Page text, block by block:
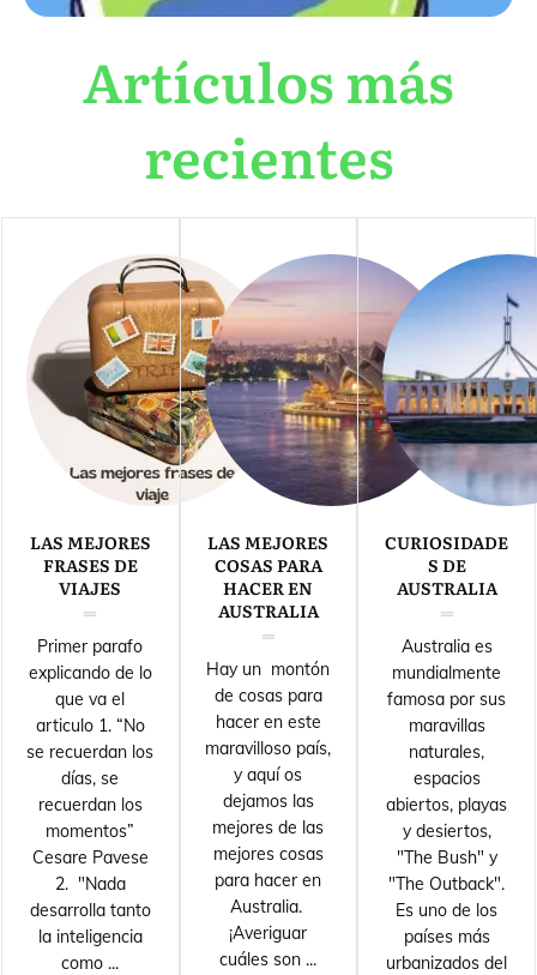
Artículos más
recientes
LAS MEJORES
FRASES DE
VIAJES
Primer parafo
explicando de lo
que va el
articulo 1. “No
se recuerdan los
días, se
recuerdan los
momentos”
Cesare Pavese
2. "Nada
desarrolla tanto
la inteligencia
como ...
LAS MEJORES
COSAS PARA
HACER EN
AUSTRALIA
Hay un montón
de cosas para
hacer en este
maravilloso país,
y aquí os
dejamos las
mejores de las
mejores cosas
para hacer en
Australia.
¡Averiguar
cuáles son ...
CURIOSIDADE
S DE
AUSTRALIA
Australia es
mundialmente
famosa por sus
maravillas
naturales,
espacios
abiertos, playas
y desiertos,
"The Bush" y
"The Outback".
Es uno de los
países más
urbanizados del